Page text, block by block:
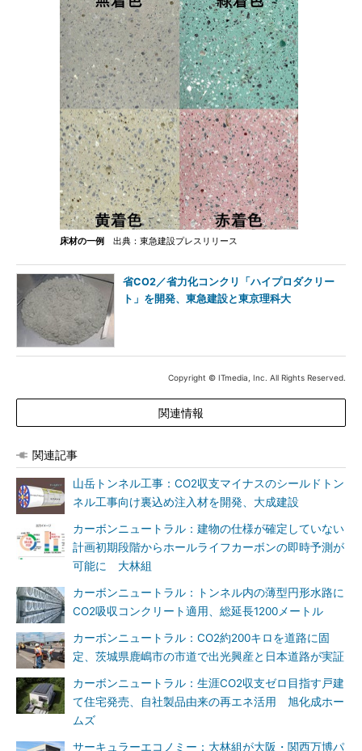
床材の一例 出典：東急建設プレスリリース
省CO2／省力化コンクリ「ハイプロダクリー
ト」を開発、東急建設と東京理科大
Copyright © ITmedia, Inc. All Rights Reserved.
関連情報
関連記事
山岳トンネル工事：CO2収支マイナスのシールドトン
ネル工事向け裏込め注入材を開発、大成建設
カーボンニュートラル：建物の仕様が確定していない
計画初期段階からホールライフカーボンの即時予測が
可能に 大林組
カーボンニュートラル：トンネル内の薄型円形水路に
CO2吸収コンクリート適用、総延長1200メートル
カーボンニュートラル：CO2約200キロを道路に固
定、茨城県鹿嶋市の市道で出光興産と日本道路が実証
カーボンニュートラル：生涯CO2収支ゼロ目指す戸建
て住宅発売、自社製品由来の再エネ活用 旭化成ホー
ムズ
サーキュラーエコノミー：大林組が大阪・関西万博パ